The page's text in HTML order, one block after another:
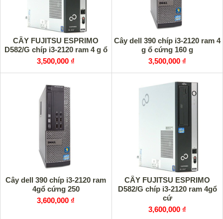
CÂY FUJITSU ESPRIMO
D582/G chíp i3-2120 ram 4 g ổ
3,500,000 ₫
Cây dell 390 chíp i3-2120 ram 4
g ổ cứng 160 g
3,500,000 ₫
Cây dell 390 chíp i3-2120 ram
4gổ cứng 250
3,600,000 ₫
CÂY FUJITSU ESPRIMO
D582/G chíp i3-2120 ram 4gổ
cứ
3,600,000 ₫